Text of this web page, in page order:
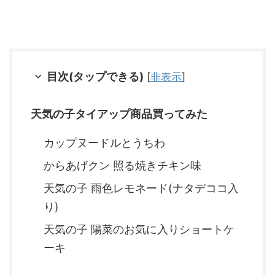
目次(タップできる) [非表示]
天気の子タイアップ商品買ってみた
カップヌードルとうちわ
からあげクン 照る焼きチキン味
天気の子 雨色レモネード(ナタデココ入
り)
天気の子 陽菜のお気に入りショートケ
ーキ